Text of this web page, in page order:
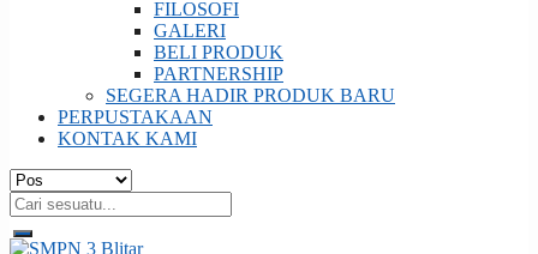
FILOSOFI
GALERI
BELI PRODUK
PARTNERSHIP
SEGERA HADIR PRODUK BARU
PERPUSTAKAAN
KONTAK KAMI